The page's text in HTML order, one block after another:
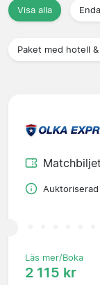
Visa alla
Paket med hotell
Läs mer/Boka
2 115 kr